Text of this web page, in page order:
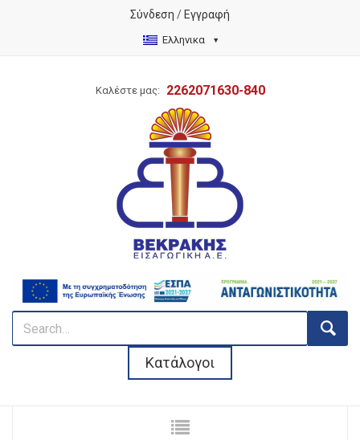
Σύνδεση / Εγγραφή
Ελληνικα
Καλέστε μας: 2262071630-840
Κατάλογοι